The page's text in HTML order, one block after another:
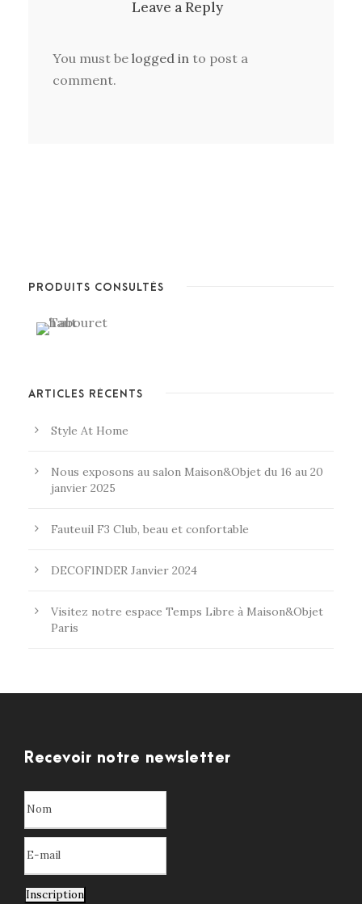
Leave a Reply
You must be logged in to post a
comment.
PRODUITS CONSULTÉS
ARTICLES RÉCENTS
Style At Home
Nous exposons au salon Maison&Objet du 16 au 20
janvier 2025
Fauteuil F3 Club, beau et confortable
DECOFINDER Janvier 2024
Visitez notre espace Temps Libre à Maison&Objet
Paris
Recevoir notre newsletter
Inscription